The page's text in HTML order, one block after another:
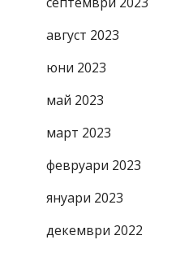
август 2023
юни 2023
май 2023
март 2023
февруари 2023
януари 2023
декември 2022